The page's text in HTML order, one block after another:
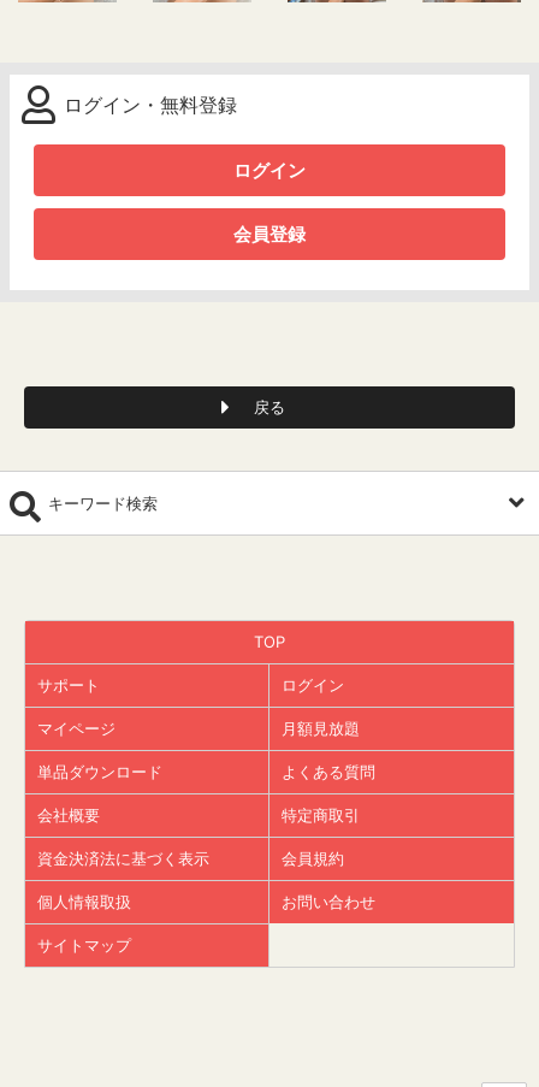
ログイン・無料登録
ログイン
会員登録
戻る
キーワード検索
TOP
サポート ログイン
マイページ 月額見放題
単品ダウンロード よくある質問
会社概要 特定商取引
資金決済法に基づく表示 会員規約
個人情報取扱 お問い合わせ
サイトマップ